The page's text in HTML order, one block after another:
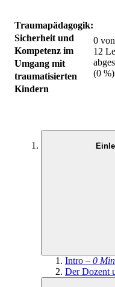
Traumapädagogik:
Sicherheit und
Kompetenz im
Umgang mit
traumatisierten
Kindern
0 von
12
(0 %)
Intro – 0 Min
Der Dozent